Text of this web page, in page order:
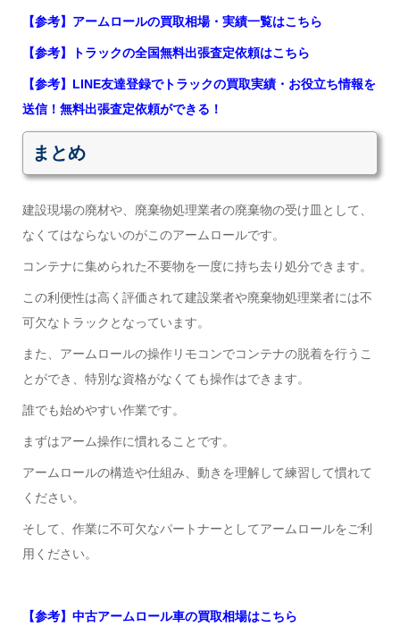
【参考】アームロールの買取相場・実績一覧はこちら
【参考】トラックの全国無料出張査定依頼はこちら
【参考】LINE友達登録でトラックの買取実績・お役立ち情報を
送信！無料出張査定依頼ができる！
まとめ
建設現場の廃材や、廃棄物処理業者の廃棄物の受け皿として、
なくてはならないのがこのアームロールです。
コンテナに集められた不要物を一度に持ち去り処分できます。
この利便性は高く評価されて建設業者や廃棄物処理業者には不
可欠なトラックとなっています。
また、アームロールの操作リモコンでコンテナの脱着を行うこ
とができ、特別な資格がなくても操作はできます。
誰でも始めやすい作業です。
まずはアーム操作に慣れることです。
アームロールの構造や仕組み、動きを理解して練習して慣れて
ください。
そして、作業に不可欠なパートナーとしてアームロールをご利
用ください。
【参考】中古アームロール車の買取相場はこちら